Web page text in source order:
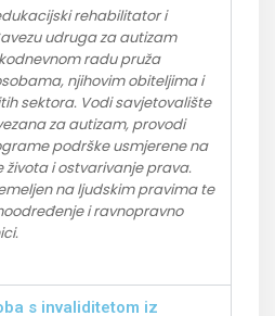
rehabilitator i
udruga za autizam
radu pruža
njihovim obiteljima i
sektora. Vodi savjetovalište
za autizam, provodi
podrške usmjerene na
i ostvarivanje prava.
na ljudskim pravima te
i ravnopravno
s invaliditetom iz